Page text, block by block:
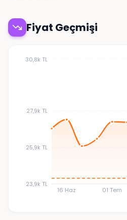
Fiyat Geçmişi
16 Haz 01 Tem
23,9k TL
25,9k TL
27,9k TL
30,8k TL